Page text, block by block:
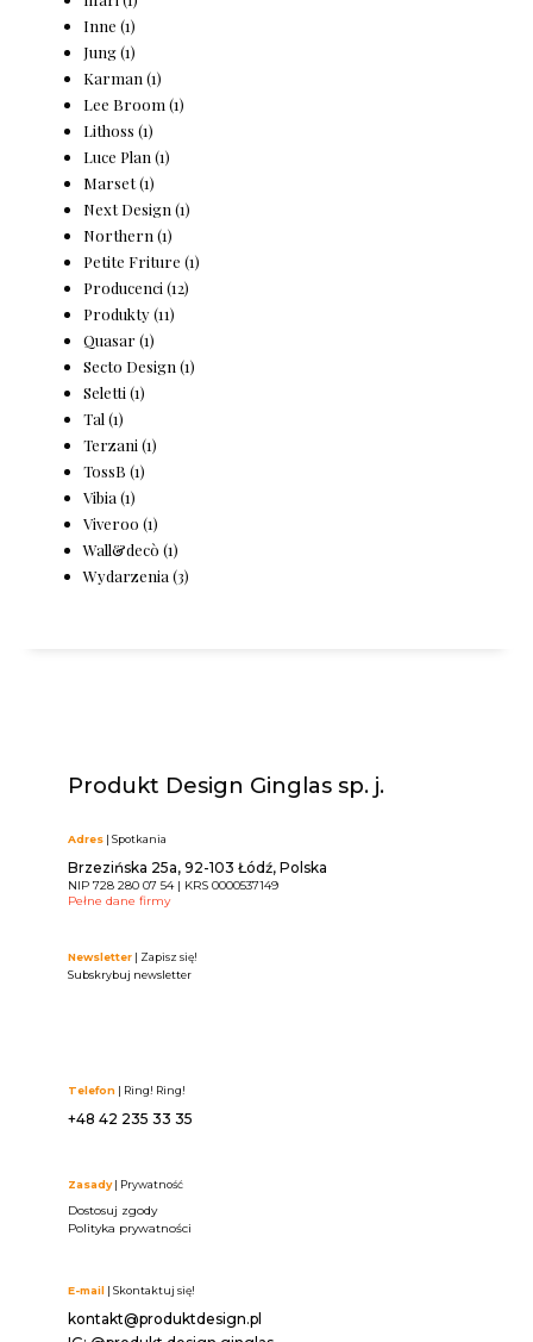
Inne (1)
Jung(1)
Karman (1)
Lee Broom (1)
Lithoss (1)
Luce Plan (1)
Marset(1)
Next Design (1)
Northern (1)
Petite Friture (1)
Producenci (12)
Produkty(11)
Quasar(1)
Secto Design (1)
Seletti (1)
Tal (1)
Terzani (1)
TossB (1)
Vibia (1)
Viveroo (1)
Wall&decò (1)
Wydarzenia (3)
Produkt Design Ginglas sp. j.
Adres| Spotkania
Brzezińska 25a, 92-103 Łódź, Polska
NIP 728 280 07 54 | KRS 0000537149
Pełne dane firmy
Newsletter| Zapisz się!
Subskrybuj newsletter
Telefon| Ring! Ring!
+48 42 235 33 35
Zasady| Prywatność
Dostosuj zgody
Polityka prywatności
E-mail| Skontaktuj się!
kontakt@produktdesign.pl